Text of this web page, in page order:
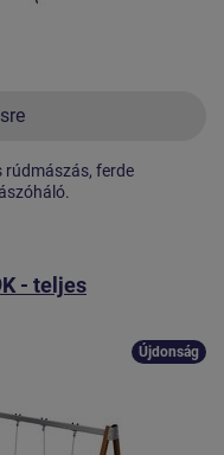
rúdmászás, ferde
- teljes
Újdonság